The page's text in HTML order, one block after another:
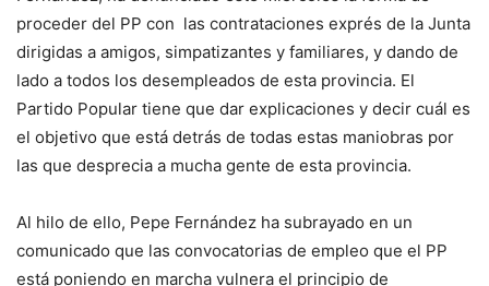
proceder del PP con las contrataciones exprés de la Junta
dirigidas a amigos, simpatizantes y familiares, y dando de
lado a todos los desempleados de esta provincia. El
Partido Popular tiene que dar explicaciones y decir cuál es
el objetivo que está detrás de todas estas maniobras por
las que desprecia a mucha gente de esta provincia.
Al hilo de ello, Pepe Fernández ha subrayado en un
comunicado que las convocatorias de empleo que el PP
está poniendo en marcha vulnera el principio de